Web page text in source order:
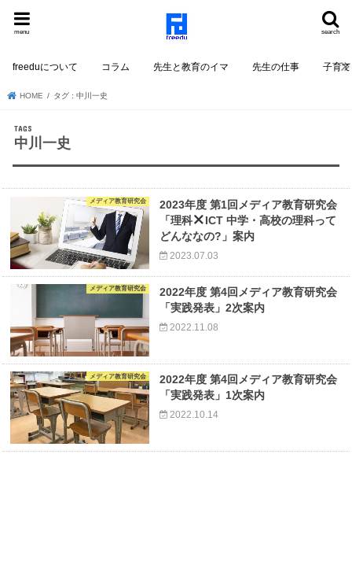
search
menu
freeduについて コラム 先生と教育のイマ 先生の仕事 子育て
HOME タグ : 中川一史
中川一史
メディア教育研究会
2023年度 第1回メディア教育研究会
「理科
ICT 中学・高校の理科って
どんななの?」案内
2023.07.03
メディア教育研究会
2022年度 第4回メディア教育研究会
「実践発表」2次案内
2022.11.08
メディア教育研究会
2022年度 第4回メディア教育研究会
「実践発表」1次案内
2022.10.14